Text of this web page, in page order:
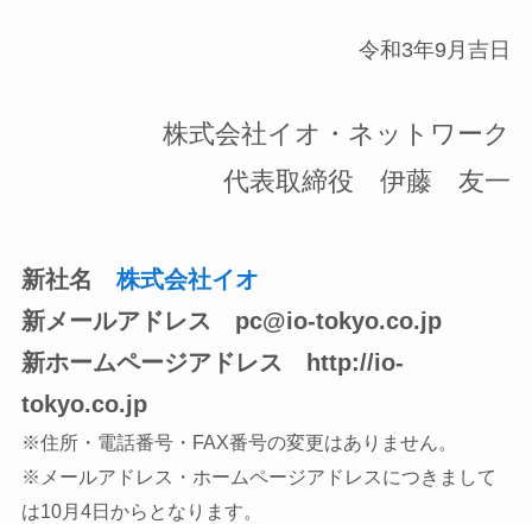
令和3年9月吉日
株式会社イオ・ネットワーク
代表取締役 伊藤 友一
新社名株式会社イオ
新メールアドレス pc@io-tokyo.co.jp
新ホームページアドレス http://io-
tokyo.co.jp
※住所・電話番号・FAX番号の変更はありません。
※メールアドレス・ホームページアドレスにつきまして
は10月4日からとなります。